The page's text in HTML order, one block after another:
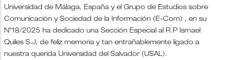
Universidad de Málaga, España y el Grupo de Estudios sobre
Comunicación y Sociedad de la Información (E-Com) , en su
N°18/2025 ha dedicado una Sección Especial al R.P Ismael
Quiles S.J, de feliz memoria y tan entrañablemente ligado a
nuestra querida Universidad del Salvador (USAL).